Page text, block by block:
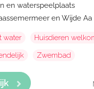
en waterspeelplaats
en Wijde Aa
water
Huisdieren
Zwembad